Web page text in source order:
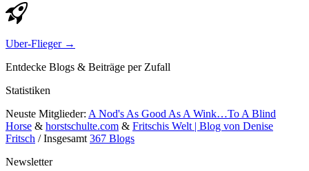
Uber-Flieger →
Entdecke Blogs & Beiträge per Zufall
Statistiken
Neuste Mitglieder: A Nod's As Good As A Wink…To A Blind
Horse & horstschulte.com & Fritschis Welt | Blog von Denise
Fritsch / Insgesamt 367 Blogs
Newsletter